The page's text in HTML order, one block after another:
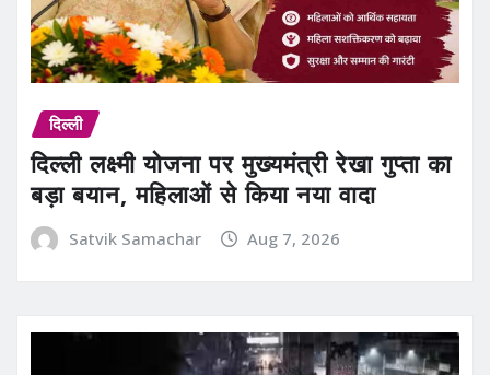
दिल्ली
दिल्ली लक्ष्मी योजना पर मुख्यमंत्री रेखा गुप्ता का
बड़ा बयान, महिलाओं से किया नया वादा
Satvik Samachar Aug 7, 2026